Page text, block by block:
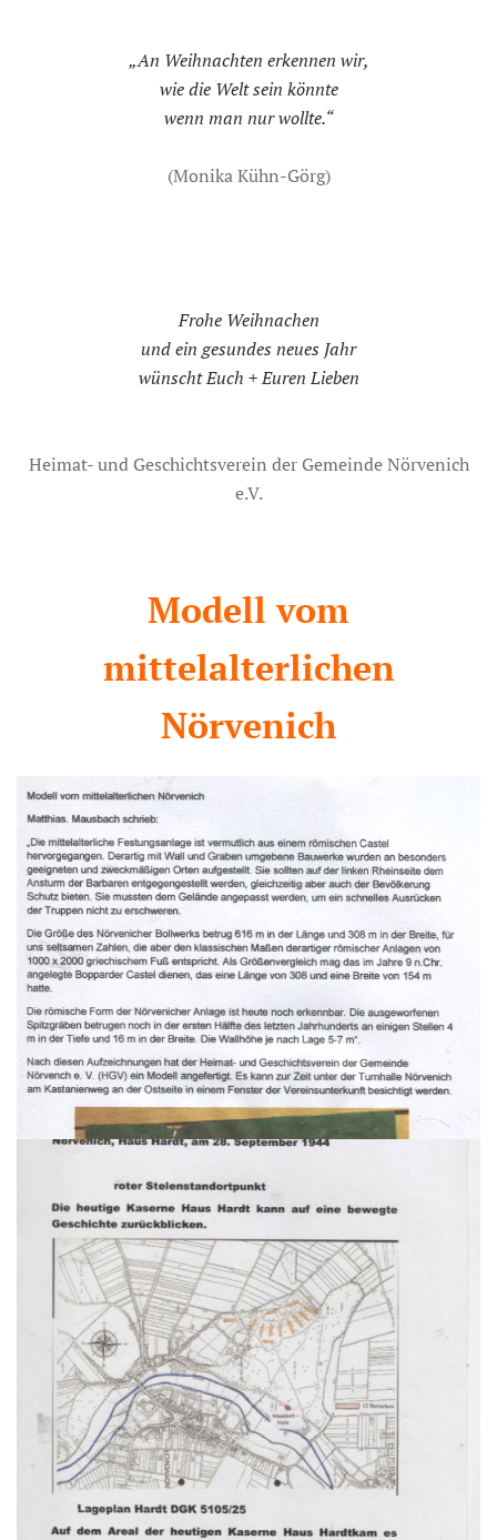
„An Weihnachten erkennen wir,
wie die Welt sein könnte
wenn man nur wollte.“
(Monika Kühn-Görg)
Frohe Weihnachen
und ein gesundes neues Jahr
wünscht Euch + Euren Lieben
Heimat- und Geschichtsverein der Gemeinde Nörvenich
e.V.
Modell vom
mittelalterlichen
Nörvenich
Tieffliegerangriff auf das
Einsatzlager der
Hitlerjugend in Nörvenich,
Haus Hardt, am 28.
September 1944